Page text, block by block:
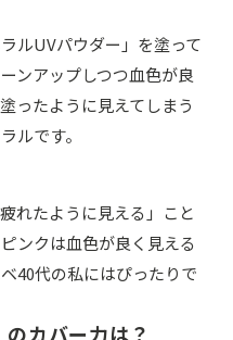
ルUVパウダー」を塗って
ンアップしつつ血色が良
ったように見えてしまう
ルです。
れたように見える」こと
ンクは血色が良く見える
40代の私にはぴったりで
のカバー力は？